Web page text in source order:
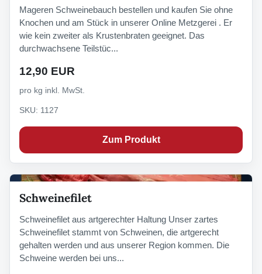
Mageren Schweinebauch bestellen und kaufen Sie ohne
Knochen und am Stück in unserer Online Metzgerei . Er
wie kein zweiter als Krustenbraten geeignet. Das
durchwachsene Teilstüc...
12,90 EUR
pro kg inkl. MwSt.
SKU: 1127
Zum Produkt
Schweinefilet
Schweinefilet aus artgerechter Haltung Unser zartes
Schweinefilet stammt von Schweinen, die artgerecht
gehalten werden und aus unserer Region kommen. Die
Schweine werden bei uns...